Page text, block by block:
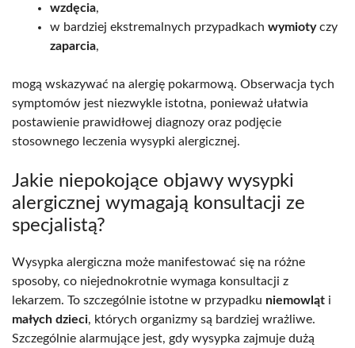
wzdęcia,
w bardziej ekstremalnych przypadkach wymiotyczy
zaparcia,
mogą wskazywać na alergię pokarmową. Obserwacja tych
symptomów jest niezwykle istotna, ponieważ ułatwia
postawienie prawidłowej diagnozy oraz podjęcie
stosownego leczenia wysypki alergicznej.
Jakie niepokojące objawy wysypki
alergicznej wymagają konsultacji ze
specjalistą?
Wysypka alergiczna może manifestować się na różne
sposoby, co niejednokrotnie wymaga konsultacji z
lekarzem. To szczególnie istotne w przypadku niemowląt i
małych dzieci, których organizmy są bardziej wrażliwe.
Szczególnie alarmujące jest, gdy wysypka zajmuje dużą